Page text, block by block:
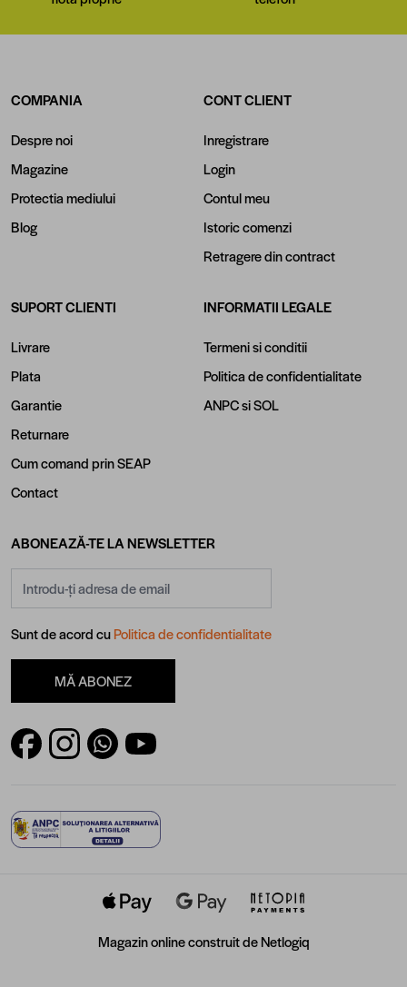
COMPANIA
Despre noi
Magazine
Protectia mediului
Blog
CONT CLIENT
Inregistrare
Login
Contul meu
Istoric comenzi
Retragere din contract
SUPORT CLIENTI
Livrare
Plata
Garantie
Returnare
Cum comand prin SEAP
Contact
INFORMATII LEGALE
Termeni si conditii
Politica de confidentialitate
ANPCsiSOL
ABONEAZĂ-TE LA NEWSLETTER
Sunt de acord cuPolitica de confidentialitate
MĂ ABONEZ
Magazin online construit deNetlogiq